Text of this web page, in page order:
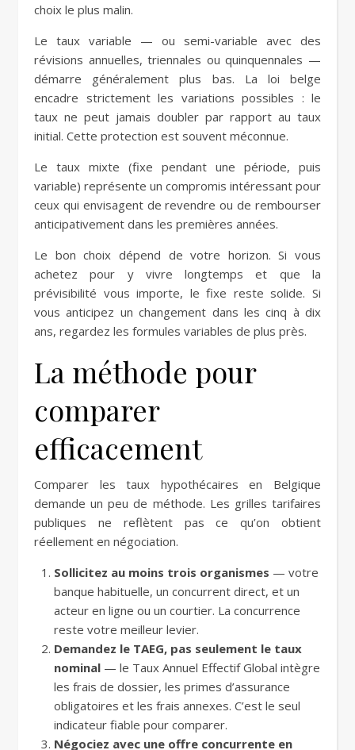
choix le plus malin.
Le taux variable — ou semi-variable avec des
révisions annuelles, triennales ou quinquennales —
démarre généralement plus bas. La loi belge
encadre strictement les variations possibles : le
taux ne peut jamais doubler par rapport au taux
initial. Cette protection est souvent méconnue.
Le taux mixte (fixe pendant une période, puis
variable) représente un compromis intéressant pour
ceux qui envisagent de revendre ou de rembourser
anticipativement dans les premières années.
Le bon choix dépend de votre horizon. Si vous
achetez pour y vivre longtemps et que la
prévisibilité vous importe, le fixe reste solide. Si
vous anticipez un changement dans les cinq à dix
ans, regardez les formules variables de plus près.
La méthode pour
comparer
efficacement
Comparer les taux hypothécaires en Belgique
demande un peu de méthode. Les grilles tarifaires
publiques ne reflètent pas ce qu’on obtient
réellement en négociation.
Sollicitez au moins trois organismes — votre
banque habituelle, un concurrent direct, et un
acteur en ligne ou un courtier. La concurrence
reste votre meilleur levier.
Demandez le TAEG, pas seulement le taux
nominal — le Taux Annuel Effectif Global intègre
les frais de dossier, les primes d’assurance
obligatoires et les frais annexes. C’est le seul
indicateur fiable pour comparer.
Négociez avec une offre concurrente en